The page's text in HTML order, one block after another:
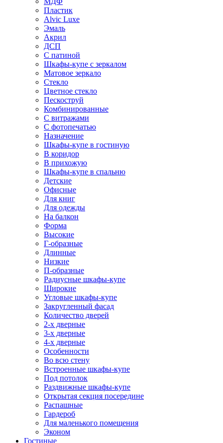
Пластик
Alvic Luxe
Эмаль
Акрил
ДСП
С патиной
Шкафы-купе с зеркалом
Матовое зеркало
Стекло
Цветное стекло
Пескоструй
Комбинированные
С витражами
С фотопечатью
Назначение
Шкафы-купе в гостиную
В коридор
В прихожую
Шкафы-купе в спальню
Детские
Офисные
Для книг
Для одежды
На балкон
Форма
Высокие
Г-образные
Длинные
Низкие
П-образные
Радиусные шкафы-купе
Широкие
Угловые шкафы-купе
Закругленный фасад
Количество дверей
2-х дверные
3-х дверные
4-х дверные
Особенности
Во всю стену
Встроенные шкафы-купе
Под потолок
Раздвижные шкафы-купе
Открытая секция посередине
Распашные
Гардероб
Для маленького помещения
Эконом
Гостиные